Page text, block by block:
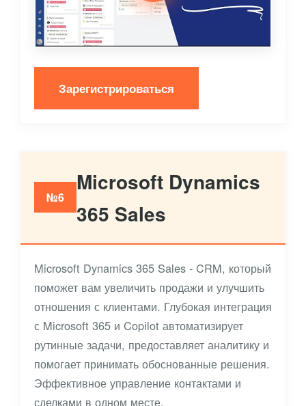
Зарегистрироваться
№6
Microsoft Dynamics
365 Sales
Microsoft Dynamics 365 Sales - CRM, который
поможет вам увеличить продажи и улучшить
отношения с клиентами. Глубокая интеграция
с Microsoft 365 и Copilot автоматизирует
рутинные задачи, предоставляет аналитику и
помогает принимать обоснованные решения.
Эффективное управление контактами и
сделками в одном месте.